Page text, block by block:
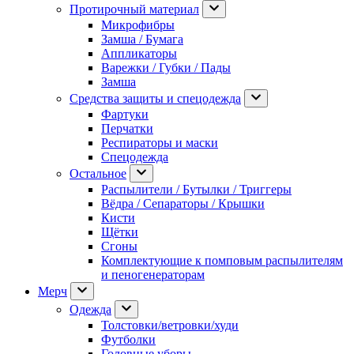
Протирочный материал
Микрофибры
Замша / Бумага
Аппликаторы
Варежки / Губки / Пады
Замша
Средства защиты и спецодежда
Фартуки
Перчатки
Респираторы и маски
Спецодежда
Остальное
Распылители / Бутылки / Триггеры
Вёдра / Сепараторы / Крышки
Кисти
Щётки
Сгоны
Комплектующие к помповым распылителям
и пеногенераторам
Мерч
Одежда
Толстовки/ветровки/худи
Футболки